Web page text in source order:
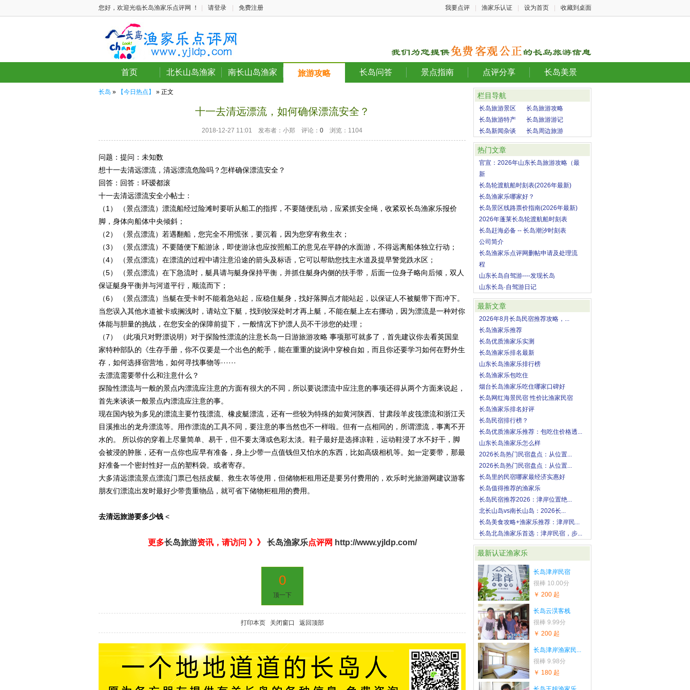
您好，欢迎光临长岛渔家乐点评网 ！ 请登录 免费注册 我要点评 渔家乐认证 设为首页 收藏到桌面
首页 北长山岛渔家 南长山岛渔家 旅游攻略 长岛问答 景点指南 点评分享 长岛美景
长岛 » 【今日热点】 » 正文
十一去清远漂流，如何确保漂流安全？
2018-12-27 11:01 发布者：小郑 评论： 0 浏览：1104
问题： 提问：未知数
想十一去清远漂流，清远漂流危险吗？怎样确保漂流安全？
回答： 回答：吥瑷都滚
十一去清远漂流安全小帖士：
（1） （景点漂流）漂流船经过险滩时要听从船工的指挥，不要随便乱动，应紧抓安全绳，收紧双长岛渔家乐报价
脚，身体向船体中央倾斜；
（2） （景点漂流）若遇翻船，您完全不用慌张，要沉着，因为您穿有救生衣；
（3） （景点漂流）不要随便下船游泳，即使游泳也应按照船工的意见在平静的水面游，不得远离船体独立行动；
（4） （景点漂流）在漂流的过程中请注意沿途的箭头及标语，它可以帮助您找主水道及提早警觉跌水区；
（5） （景点漂流）在下急流时，艇具请与艇身保持平衡，并抓住艇身内侧的扶手带，后面一位身子略向后倾，双人
保证艇身平衡并与河道平行，顺流而下；
（6） （景点漂流）当艇在受卡时不能着急站起，应稳住艇身，找好落脚点才能站起，以保证人不被艇带下而冲下。
当您误入其他水道被卡或搁浅时，请站立下艇，找到较深处时才再上艇，不能在艇上左右挪动，因为漂流是一种对你
体能与胆量的挑战，在您安全的保障前提下，一般情况下护漂人员不干涉您的处理；
（7） （此项只对野漂说明）对于探险性漂流的注意长岛一日游旅游攻略 事项那可就多了，首先建议你去看英国皇
家特种部队的《生存手册，你不仅要是一个出色的舵手，能在重重的旋涡中穿梭自如，而且你还要学习如何在野外生
存，如何选择宿营地，如何寻找事物等······
去漂流需要带什么和注意什么？
探险性漂流与一般的景点内漂流应注意的方面有很大的不同，所以要说漂流中应注意的事项还得从两个方面来说起，
首先来谈谈一般景点内漂流应注意的事。
现在国内较为多见的漂流主要竹筏漂流、橡皮艇漂流，还有一些较为特殊的如黄河陕西、甘肃段羊皮筏漂流和浙江天
目溪推出的龙舟漂流等。用作漂流的工具不同，要注意的事当然也不一样啦。但有一点相同的，所谓漂流，事离不开
水的。 所以你的穿着上尽量简单、易干，但不要太薄或色彩太淡。鞋子最好是选择凉鞋，运动鞋浸了水不好干，脚
会被浸的肿胀，还有一点你也应早有准备，身上少带一点值钱但又怕水的东西，比如高级相机等。如一定要带，那最
好准备一个密封性好一点的塑料袋。或者寄存。
大多清远漂流景点漂流门票已包括皮艇、救生衣等使用，但储物柜租用还是要另付费用的，欢乐时光旅游网建议游客
朋友们漂流出发时最好少带贵重物品，就可省下储物柜租用的费用。
去清远旅游要多少钱 <
更多长岛旅游资讯，请访问 》》 长岛渔家乐点评网 http://www.yjldp.com/
0
顶一下
打印本页 关闭窗口 返回顶部
栏目导航
长岛旅游景区
长岛旅游攻略
长岛旅游特产
长岛旅游游记
长岛新闻杂谈
长岛周边旅游
热门文章
官宣：2026年山东长岛旅游攻略（最
新
长岛轮渡航船时刻表(2026年最新)
长岛渔家乐哪家好？
长岛景区线路票价指南(2026年最新)
2026年蓬莱长岛轮渡航船时刻表
长岛赶海必备 -- 长岛潮汐时刻表
公司简介
长岛渔家乐点评网删帖申请及处理流
程
山东长岛自驾游----发现长岛
山东长岛·自驾游日记
最新文章
2026年8月长岛民宿推荐攻略，...
长岛渔家乐推荐
长岛优质渔家乐实测
长岛渔家乐排名最新
山东长岛渔家乐排行榜
长岛渔家乐包吃住
烟台长岛渔家乐吃住哪家口碑好
长岛网红海景民宿 性价比渔家民宿
长岛渔家乐排名好评
长岛民宿排行榜？
长岛优质渔家乐推荐：包吃住价格透...
山东长岛渔家乐怎么样
2026长岛热门民宿盘点：从位置...
2026长岛热门民宿盘点：从位置...
长岛里的民宿哪家最经济实惠好
长岛值得推荐的渔家乐
长岛民宿推荐2026：津岸位置绝...
北长山岛vs南长山岛：2026长...
长岛美食攻略+渔家乐推荐：津岸民...
长岛北岛渔家乐首选：津岸民宿，步...
最新认证渔家乐
长岛津岸民宿
很棒 10.00分
￥ 200 起
长岛云淏客栈
很棒 9.99分
￥ 200 起
长岛津岸渔家民...
很棒 9.98分
￥ 180 起